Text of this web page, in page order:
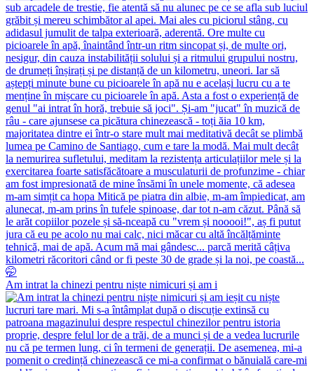
Am intrat la chinezi pentru niște nimicuri și am i